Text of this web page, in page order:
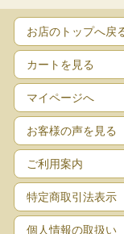
お店のトップへ戻
カートを見る
マイページへ
お客様の声を見る
ご利用案内
特定商取引法表示
個人情報の取扱い